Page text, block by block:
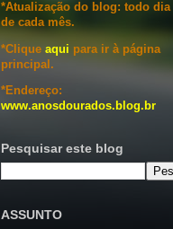
*Atualização do blog: todo dia
de cada mês.
*Clique aqui para ir à página
principal.
*Endereço:
www.anosdourados.blog.br
Pesquisar este blog
ASSUNTO